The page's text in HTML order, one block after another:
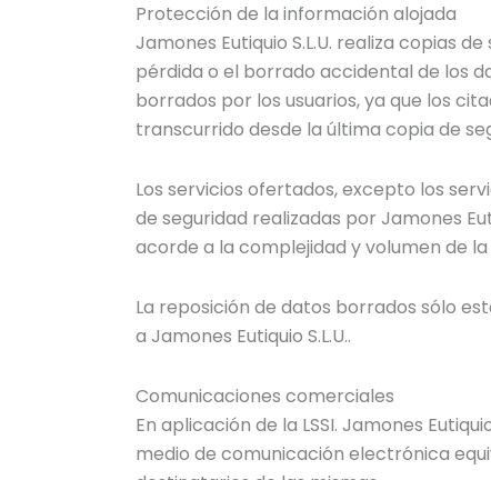
Protección de la información alojada
Jamones Eutiquio S.L.U. realiza copias
pérdida o el borrado accidental de los
borrados por los usuarios, ya que los
transcurrido desde la última copia de
Los servicios ofertados, excepto los
de seguridad realizadas por Jamones
acorde a la complejidad y volumen de
La reposición de datos borrados sólo
a Jamones Eutiquio S.L.U..
Comunicaciones comerciales
En aplicación de la LSSI. Jamones
medio de comunicación electrónica